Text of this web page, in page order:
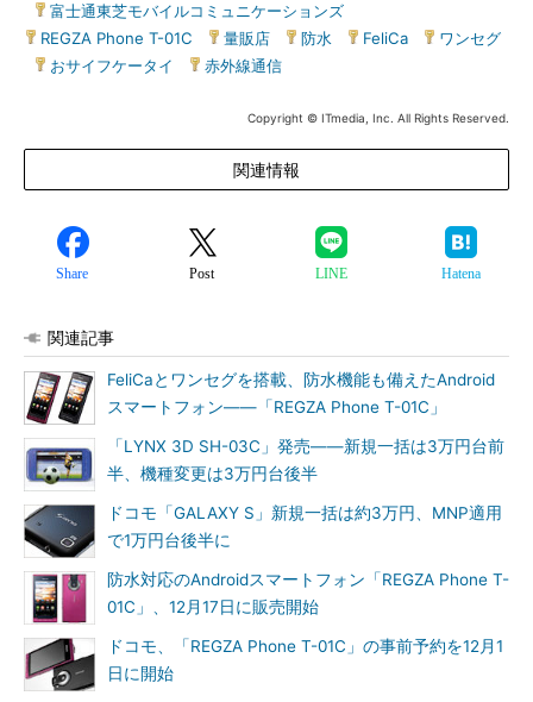
富士通東芝モバイルコミュニケーションズ
REGZA Phone T-01C
量販店 防水 FeliCa
ワンセグ
おサイフケータイ 赤外線通信
Copyright © ITmedia, Inc. All Rights Reserved.
関連情報
Share Post LINE Hatena
関連記事
FeliCaとワンセグを搭載、防水機能も備えたAndroid
スマートフォン――「REGZA Phone T-01C」
「LYNX 3D SH-03C」発売――新規一括は3万円台前
半、機種変更は3万円台後半
ドコモ「GALAXY S」新規一括は約3万円、MNP適用
で1万円台後半に
防水対応のAndroidスマートフォン「REGZA Phone T-
01C」、12月17日に販売開始
ドコモ、「REGZA Phone T-01C」の事前予約を12月1
日に開始